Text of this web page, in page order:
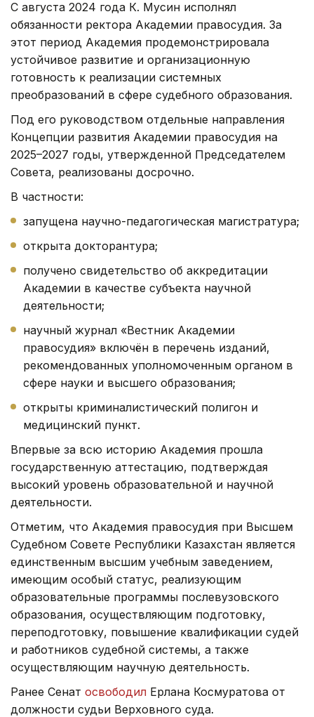
С августа 2024 года К. Мусин исполнял
обязанности ректора Академии правосудия. За
этот период Академия продемонстрировала
устойчивое развитие и организационную
готовность к реализации системных
преобразований в сфере судебного образования.
Под его руководством отдельные направления
Концепции развития Академии правосудия на
2025–2027 годы, утвержденной Председателем
Совета, реализованы досрочно.
В частности:
запущена научно-педагогическая магистратура;
открыта докторантура;
получено свидетельство об аккредитации
Академии в качестве субъекта научной
деятельности;
научный журнал «Вестник Академии
правосудия» включён в перечень изданий,
рекомендованных уполномоченным органом в
сфере науки и высшего образования;
открыты криминалистический полигон и
медицинский пункт.
Впервые за всю историю Академия прошла
государственную аттестацию, подтверждая
высокий уровень образовательной и научной
деятельности.
Отметим, что Академия правосудия при Высшем
Судебном Совете Республики Казахстан является
единственным высшим учебным заведением,
имеющим особый статус, реализующим
образовательные программы послевузовского
образования, осуществляющим подготовку,
переподготовку, повышение квалификации судей
и работников судебной системы, а также
осуществляющим научную деятельность.
Ранее Сенат освободил Ерлана Космуратова от
должности судьи Верховного суда.